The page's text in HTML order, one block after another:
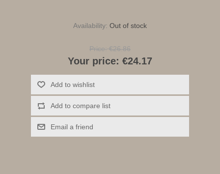
Availability: Out of stock
Price: €26.86
Your price: €24.17
Add to wishlist
Add to compare list
Email a friend